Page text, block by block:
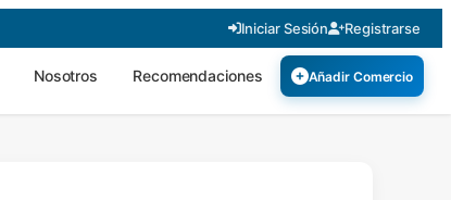
Iniciar Sesión Registrarse
Nosotros Recomendaciones Añadir Comercio